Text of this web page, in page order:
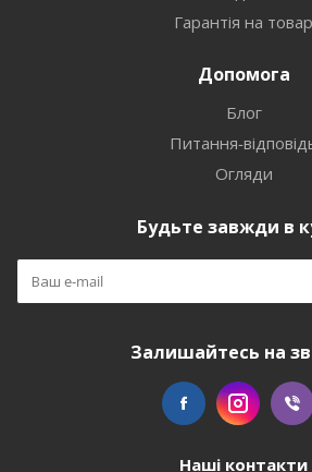
Гарантія на товар
Допомога
Блог
Питання-
Огляди
Будьте завжди в
Залишайтесь на
Наші контакти